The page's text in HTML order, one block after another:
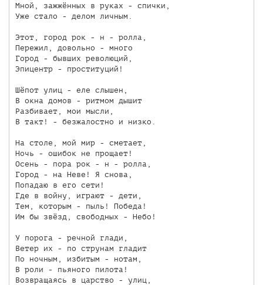
Мной, зажжённых в руках - спички,
Уже стало - делом личным.
Этот, город рок - н - ролла,
Пережил, довольно - много
Город - бывших революций,
Эпицентр - проституций!
Шёпот улиц - еле слышен,
В окна домов - ритмом дышит
Разбивает, мои мысли,
В такт! - безжалостно и низко.
На столе, мой мир - сметает,
Ночь - ошибок не прощает!
Осень - пора рок - н - ролла,
Город - на Неве! Я снова,
Попадаю в его сети!
Где в войну, играют - дети,
Тем, которым - пыль! Победа!
Им бы звёзд, свободных - Небо!
У порога - речной глади,
Ветер их - по струнам гладит
По ночным, избитым - нотам,
В роли - пьяного пилота!
Возвращаясь в царство - улиц,